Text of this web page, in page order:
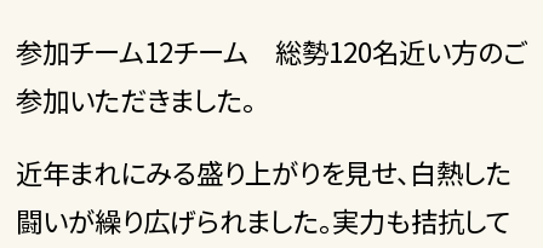
参加チーム12チーム 総勢120名近い方のご
参加いただきました。
近年まれにみる盛り上がりを見せ、白熱した
闘いが繰り広げられました。実力も拮抗して